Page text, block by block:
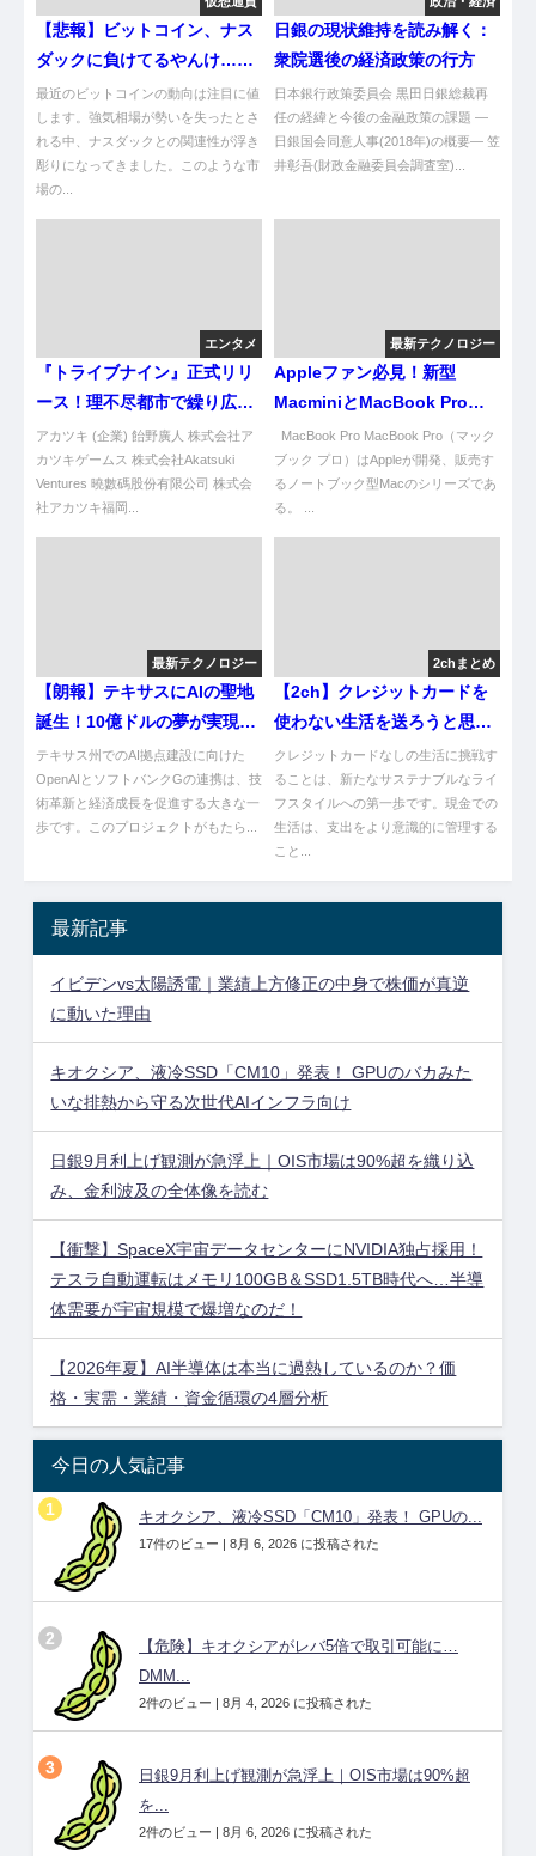
【悲報】ビットコイン、ナス
ダックに負けてるやんけ…急
落してるで！
最近のビットコインの動向は注目に値
します。強気相場が勢いを失ったとさ
れる中、ナスダックとの関連性が浮き
彫りになってきました。このような市
場の...
日銀の現状維持を読み解く：
衆院選後の経済政策の行方
日本銀行政策委員会 黒田日銀総裁再
任の経緯と今後の金融政策の課題 ―
日銀国会同意人事(2018年)の概要― 笠
井彰吾(財政金融委員会調査室)...
エンタメ
『トライブナイン』正式リリ
ース！理不尽都市で繰り広げ
る新たな冒険
アカツキ (企業) 飴野廣人 株式会社ア
カツキゲームス 株式会社Akatsuki
Ventures 曉數碼股份有限公司 株式会
社アカツキ福岡...
最新テクノロジー
Appleファン必見！新型
MacminiとMacBook Proの
全貌をチェック
MacBook Pro MacBook Pro（マック
ブック プロ）はAppleが開発、販売す
るノートブック型Macのシリーズであ
る。 ...
最新テクノロジー
【朗報】テキサスにAIの聖地
誕生！10億ドルの夢が実現や
ろがい！
テキサス州でのAI拠点建設に向けた
OpenAIとソフトバンクGの連携は、技
術革新と経済成長を促進する大きな一
歩です。このプロジェクトがもたら...
2chまとめ
【2ch】クレジットカードを
使わない生活を送ろうと思い
ます。
クレジットカードなしの生活に挑戦す
ることは、新たなサステナブルなライ
フスタイルへの第一歩です。現金での
生活は、支出をより意識的に管理する
こと...
最新記事
イビデンvs太陽誘電｜業績上方修正の中身で株価が真逆
に動いた理由
キオクシア、液冷SSD「CM10」発表！ GPUのバカみた
いな排熱から守る次世代AIインフラ向け
日銀9月利上げ観測が急浮上｜OIS市場は90%超を織り込
み、金利波及の全体像を読む
【衝撃】SpaceX宇宙データセンターにNVIDIA独占採用！
テスラ自動運転はメモリ100GB＆SSD1.5TB時代へ…半導
体需要が宇宙規模で爆増なのだ！
【2026年夏】AI半導体は本当に過熱しているのか？価
格・実需・業績・資金循環の4層分析
今日の人気記事
キオクシア、液冷SSD「CM10」発表！ GPUの...
17件のビュー 8月 6, 2026 に投稿された
【危険】キオクシアがレバ5倍で取引可能に…
DMM...
2件のビュー 8月 4, 2026 に投稿された
日銀9月利上げ観測が急浮上｜OIS市場は90%超
を...
2件のビュー 8月 6, 2026 に投稿された